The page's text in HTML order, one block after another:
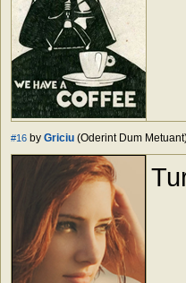
#16 by Griciu (Oderint Dum